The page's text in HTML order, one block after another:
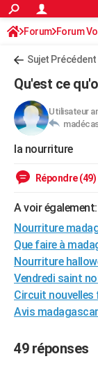
ACTUALITÉS
Politique
Société
Faits Divers
Education
Monde
Villes
+
FINANCE
Retraite
Impôts
Epargne
Immobilier
Risques naturels
Banque
Assurance
Crédit
AUTO
Essais
Réserver un essai
Citadines
Berlines
SUV
Forum auto
+
Mobiles
Meilleur smartphone
Internet
Ordinateurs
Jeux vidéo
Guide high-tech
BRICOLAGE
Forum
Aménagement
Extérieur
Cuisine
Salle de bains
Jardinage
Rangement
WEEK-END
Guides de France
Escapades
Patrimoine
Expositions
Musées
Week-end nature
+LIFESTYLE
Art de vivre
Bien-être
Loisirs
Mode
Modes de vie
SANTE
Alimentation
Guide de la santé
Maladies
Médicaments
Sommeil
VOYAGE
GUIDES D'ACHAT
Forum Forum
Sujet Précédent
Qu'est ce
Utilisateur
la nourriture
Répondre (49)
A voir également:
Nourriture
Que faire à
Nourriture
Vendredi saint
Circuit
Avis madagascar
49 réponses